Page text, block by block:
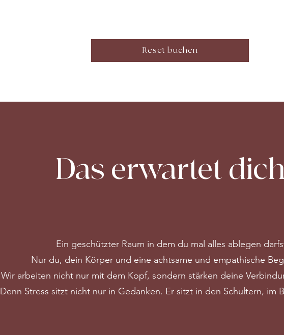
Reset buchen
Das erwartet
Ein geschützter Raum in dem du mal alles ablegen
Nur du, dein Körper und eine achtsame und empathische
Wir arbeiten nicht nur mit dem Kopf, sondern stärken deine
Denn Stress sitzt nicht nur in Gedanken. Er sitzt in den Schultern, im